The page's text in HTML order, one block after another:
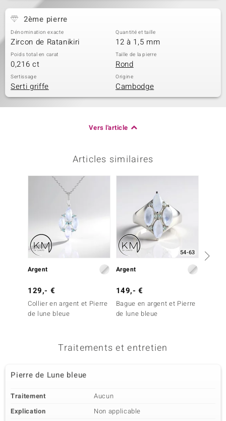
2ème pierre
Dénomination exacte
Zircon de Ratanikiri
Quantité et taille
12 à 1,5 mm
Poids total en carat
0,216 ct
Taille de la pierre
Rond
Sertissage
Serti griffe
Origine
Cambodge
Vers l'article
Articles similaires
Argent
129,- €
Collier en argent et Pierre
de lune bleue
54-63
Argent
149,- €
Bague en argent et Pierre
de lune bleue
Traitements et entretien
Pierre de Lune bleue
Traitement
Aucun
Explication
Non applicable